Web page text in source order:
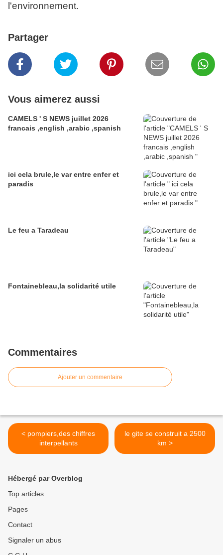
l'environnement.
Partager
Vous aimerez aussi
CAMELS ' S NEWS juillet 2026
francais ,english ,arabic ,spanish
ici cela brule,le var entre enfer et
paradis
Le feu a Taradeau
Fontainebleau,la solidarité utile
Commentaires
Ajouter un commentaire
< pompiers,des chiffres
interpellants
le gite se construit a 2500
km >
Hébergé par Overblog
Top articles
Pages
Contact
Signaler un abus